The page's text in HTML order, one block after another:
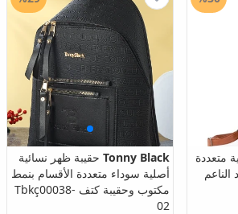
متعددة
Tonny Black حقيبة ظهر نسائية
أصلية سوداء متعددة الأقسام بنمط
مكتوب وحقيبة كتف Tbkç00038-
02